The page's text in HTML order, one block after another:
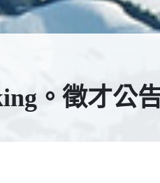
。徵才公